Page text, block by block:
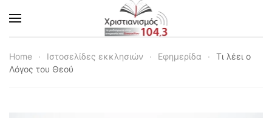
Skip to main content
Home Ιστοσελίδες εκκλησιών Εφημερίδα
Τι λέει ο
Λόγος του Θεού